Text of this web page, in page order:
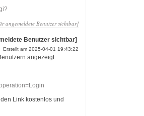
angemeldete Benutzer sichtbar]
Benutzer sichtbar]
Erstellt am 2025-04-01 19:43:22
angezeigt
Link kostenlos und